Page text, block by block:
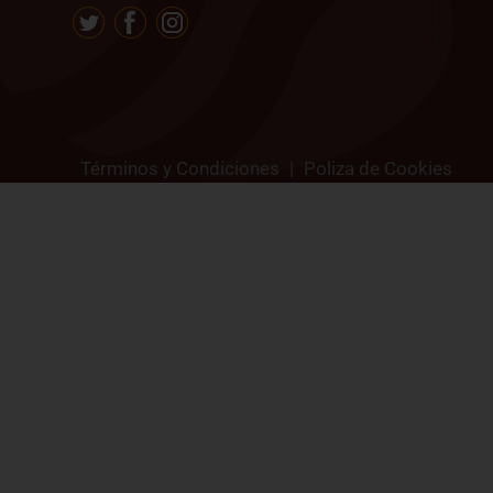
Términos y Condiciones Poliza de Cookies